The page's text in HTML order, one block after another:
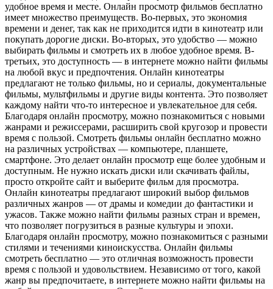
удобное время и месте. Онлайн просмотр фильмов бесплатно
имеет множество преимуществ. Во-первых, это экономия
времени и денег, так как не приходится идти в кинотеатр или
покупать дорогие диски. Во-вторых, это удобство — можно
выбирать фильмы и смотреть их в любое удобное время. В-
третьих, это доступность — в интернете можно найти фильмы
на любой вкус и предпочтения. Онлайн кинотеатры
предлагают не только фильмы, но и сериалы, документальные
фильмы, мультфильмы и другие виды контента. Это позволяет
каждому найти что-то интересное и увлекательное для себя.
Благодаря онлайн просмотру, можно познакомиться с новыми
жанрами и режиссерами, расширить свой кругозор и провести
время с пользой. Смотреть фильмы онлайн бесплатно можно
на различных устройствах — компьютере, планшете,
смартфоне. Это делает онлайн просмотр еще более удобным и
доступным. Не нужно искать диски или скачивать файлы,
просто откройте сайт и выберите фильм для просмотра.
Онлайн кинотеатры предлагают широкий выбор фильмов
различных жанров — от драмы и комедии до фантастики и
ужасов. Также можно найти фильмы разных стран и времен,
что позволяет погрузиться в разные культуры и эпохи.
Благодаря онлайн просмотру, можно познакомиться с разными
стилями и течениями киноискусства. Онлайн фильмы
смотреть бесплатно — это отличная возможность провести
время с пользой и удовольствием. Независимо от того, какой
жанр вы предпочитаете, в интернете можно найти фильмы на